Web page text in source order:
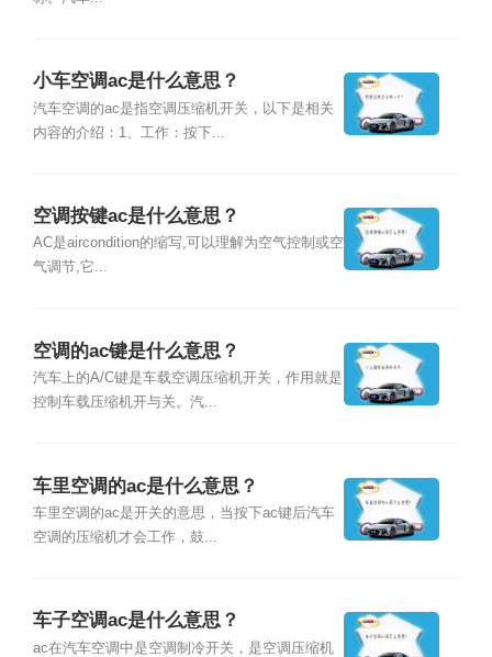
小车空调ac是什么意思？
汽车空调的ac是指空调压缩机开关，以下是相关
内容的介绍：1、工作：按下...
空调按键ac是什么意思？
AC是aircondition的缩写,可以理解为空气控制或空
气调节,它...
空调的ac键是什么意思？
汽车上的A/C键是车载空调压缩机开关，作用就是
控制车载压缩机开与关。汽...
车里空调的ac是什么意思？
车里空调的ac是开关的意思，当按下ac键后汽车
空调的压缩机才会工作，鼓...
车子空调ac是什么意思？
ac在汽车空调中是空调制冷开关，是空调压缩机